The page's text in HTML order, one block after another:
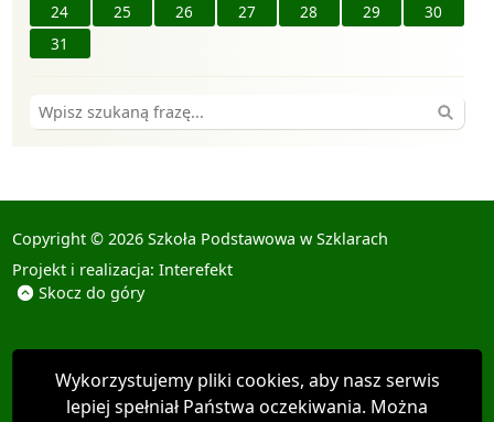
Wykorzystujemy pliki cookies, aby nasz serwis
lepiej spełniał Państwa oczekiwania. Można
24
25 26 27 28 29
30
31
Copyright © 2026 Szkoła Podstawowa w Szklarach
Projekt i realizacja:Interefekt
Skocz do góry